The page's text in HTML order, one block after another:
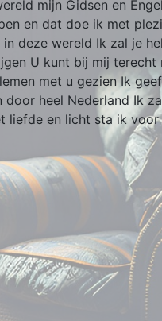
mijn Gidsen en
en dat doe ik met
deze wereld Ik zal je
U kunt bij mij terecht
met u gezien Ik
heel Nederland Ik
liefde en licht sta ik voor